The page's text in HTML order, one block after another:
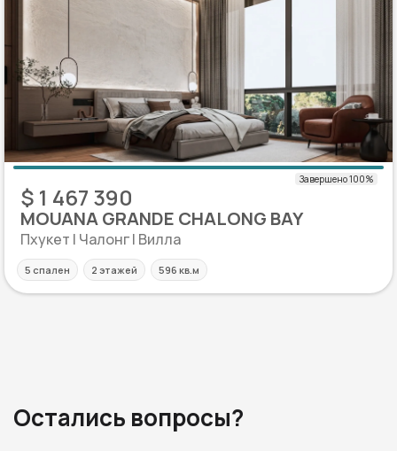
$ 1 467 390
MOUANA GRANDE CHALONG BAY
Пхукет | Чалонг | Вилла
5 спален 2 этажей 596 кв.м
Остались вопросы?